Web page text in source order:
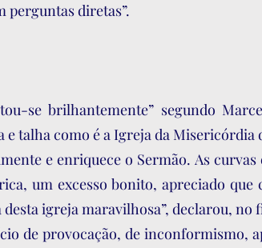
perguntas diretas”.
se brilhantemente” segundo
talha como é a Igreja da Misericórdia
e enriquece o Sermão. As curvas
um excesso bonito, apreciado que
igreja maravilhosa”, declarou, no
de provocação, de inconformismo,